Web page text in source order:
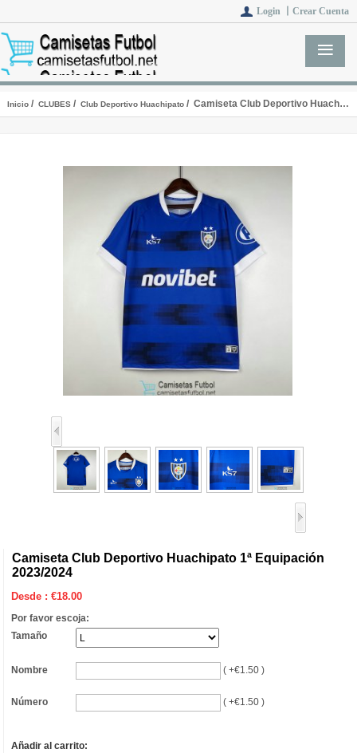
Login 丨 Crear Cuenta
Inicio/ CLUBES/ Club Deportivo Huachipato/ Camiseta Club Deportivo Huachipato 1ª Equipación 2023/2024
Camiseta Club Deportivo Huachipato 1ª Equipación
2023/2024
Desde :€18.00
Por favor escoja:
Tamaño
Nombre ( +€1.50 )
Número ( +€1.50 )
Añadir al carrito: